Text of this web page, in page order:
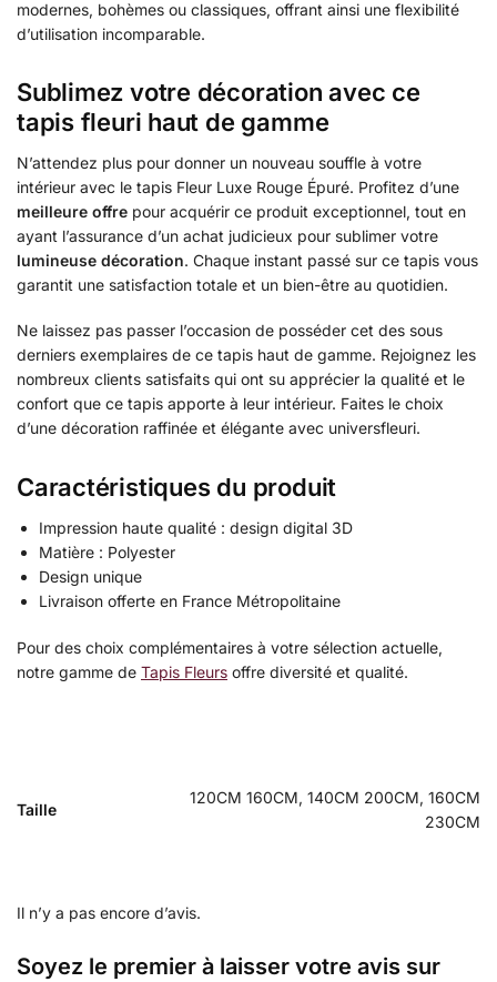
modernes, bohèmes ou classiques, offrant ainsi une flexibilité
d’utilisation incomparable.
Sublimez votre décoration avec ce
tapis fleuri haut de gamme
N’attendez plus pour donner un nouveau souffle à votre
intérieur avec le tapis Fleur Luxe Rouge Épuré. Profitez d’une
meilleure offre pour acquérir ce produit exceptionnel, tout en
ayant l’assurance d’un achat judicieux pour sublimer votre
lumineuse décoration. Chaque instant passé sur ce tapis vous
garantit une satisfaction totale et un bien-être au quotidien.
Ne laissez pas passer l’occasion de posséder cet des sous
derniers exemplaires de ce tapis haut de gamme. Rejoignez les
nombreux clients satisfaits qui ont su apprécier la qualité et le
confort que ce tapis apporte à leur intérieur. Faites le choix
d’une décoration raffinée et élégante avec universfleuri.
Caractéristiques du produit
Impression haute qualité : design digital 3D
Matière : Polyester
Design unique
Livraison offerte en France Métropolitaine
Pour des choix complémentaires à votre sélection actuelle,
notre gamme de Tapis Fleurs offre diversité et qualité.
Taille
120CM 160CM, 140CM 200CM, 160CM
230CM
Il n’y a pas encore d’avis.
Soyez le premier à laisser votre avis sur